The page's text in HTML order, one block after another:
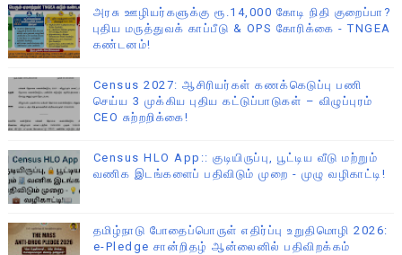
அரசு ஊழியர்களுக்கு ரூ.14,000 கோடி நிதி குறைப்பா?
புதிய மருத்துவக் காப்பீடு & OPS கோரிக்கை - TNGEA
கண்டனம்!
Census 2027: ஆசிரியர்கள் கணக்கெடுப்பு பணி
செய்ய 3 முக்கிய புதிய கட்டுப்பாடுகள் – விழுப்புரம்
CEO சுற்றறிக்கை!
Census HLO App:: குடியிருப்பு, பூட்டிய வீடு மற்றும்
வணிக இடங்களைப் பதிவிடும் முறை - முழு வழிகாட்டி!
தமிழ்நாடு போதைப்பொருள் எதிர்ப்பு உறுதிமொழி 2026:
e-Pledge சான்றிதழ் ஆன்லைனில் பதிவிறக்கம்